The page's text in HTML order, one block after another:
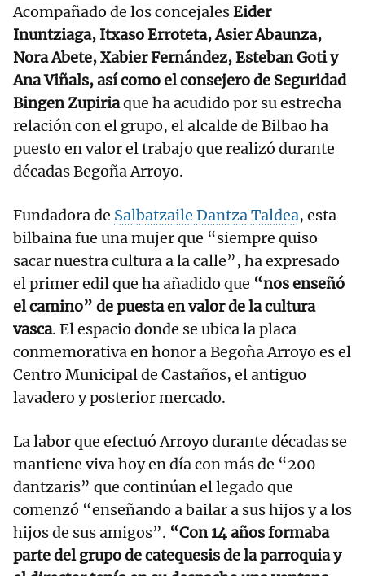
Acompañado de los concejalesEider
Inuntziaga, Itxaso Erroteta, Asier Abaunza,
Nora Abete, Xabier Fernández, Esteban Goti y
Ana Viñals, así como el consejero de Seguridad
Bingen Zupiriaque ha acudido por su estrecha
relación con el grupo, el alcalde de Bilbao ha
puesto en valor el trabajo que realizó durante
décadas Begoña Arroyo.
Fundadora de Salbatzaile Dantza Taldea, esta
bilbaina fue una mujer que “siempre quiso
sacar nuestra cultura a la calle”, ha expresado
el primer edil que ha añadido que “nos enseñó
el camino” de puesta en valor de la cultura
vasca. El espacio donde se ubica la placa
conmemorativa en honor a Begoña Arroyo es el
Centro Municipal de Castaños, el antiguo
lavadero y posterior mercado.
La labor que efectuó Arroyo durante décadas se
mantiene viva hoy en día con más de “200
dantzaris” que continúan el legado que
comenzó “enseñando a bailar a sus hijos y a los
hijos de sus amigos”. “Con 14 años formaba
parte del grupo de catequesis de la parroquia y